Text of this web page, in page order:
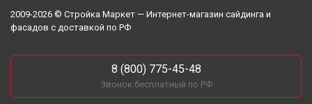
2009-2026 © Стройка Маркет — Интернет-магазин сайдинга и
фасадов с доставкой по РФ
8 (800) 775-45-48
Звонок бесплатный по РФ